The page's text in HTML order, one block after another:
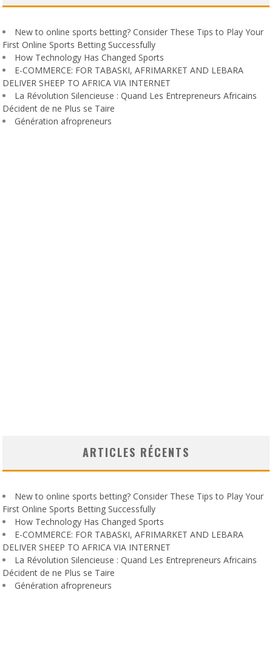
New to online sports betting? Consider These Tips to Play Your
First Online Sports Betting Successfully
How Technology Has Changed Sports
E-COMMERCE: FOR TABASKI, AFRIMARKET AND LEBARA
DELIVER SHEEP TO AFRICA VIA INTERNET
La Révolution Silencieuse : Quand Les Entrepreneurs Africains
Décident de ne Plus se Taire
Génération afropreneurs
ARTICLES RÉCENTS
New to online sports betting? Consider These Tips to Play Your
First Online Sports Betting Successfully
How Technology Has Changed Sports
E-COMMERCE: FOR TABASKI, AFRIMARKET AND LEBARA
DELIVER SHEEP TO AFRICA VIA INTERNET
La Révolution Silencieuse : Quand Les Entrepreneurs Africains
Décident de ne Plus se Taire
Génération afropreneurs